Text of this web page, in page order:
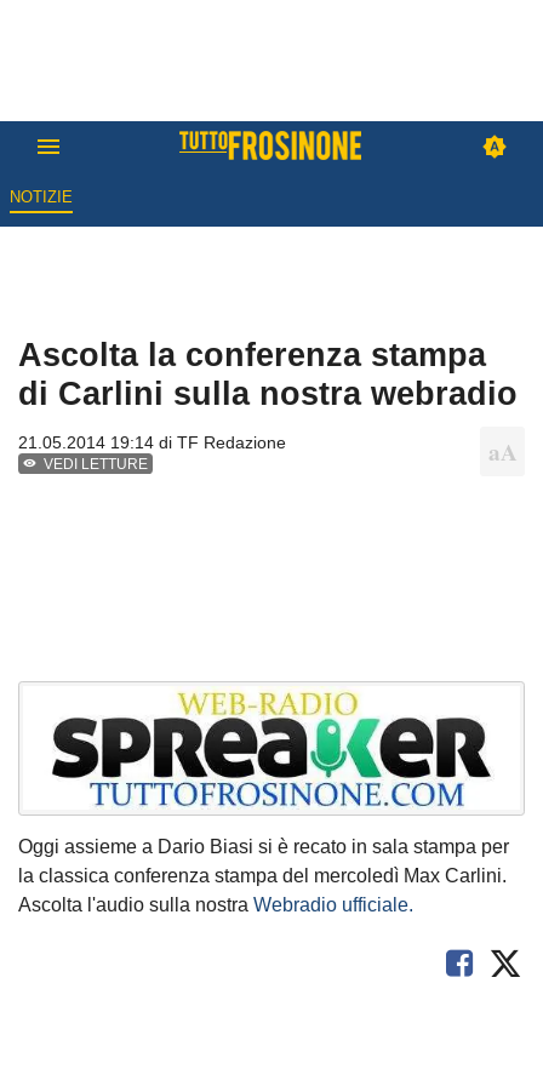
NOTIZIE
Ascolta la conferenza stampa
di Carlini sulla nostra webradio
21.05.2014 19:14 di TF Redazione
VEDI LETTURE
Oggi assieme a Dario Biasi si è recato in sala stampa per
la classica conferenza stampa del mercoledì Max Carlini.
Ascolta l'audio sulla nostra Webradio ufficiale.